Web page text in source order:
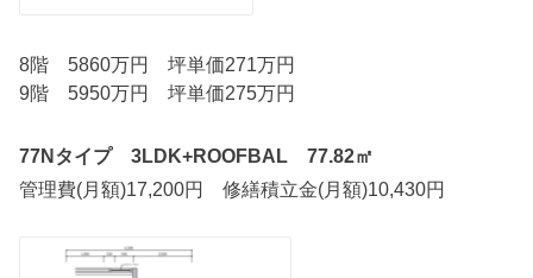
8階 5860万円 坪単価271万円
9階 5950万円 坪単価275万円
77Nタイプ 3LDK+ROOFBAL 77.82㎡
管理費(月額)17,200円 修繕積立金(月額)10,430円